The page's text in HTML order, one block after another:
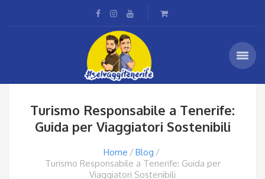
Turismo Responsabile a Tenerife:
Guida per Viaggiatori Sostenibili
Home
Blog
Turismo Responsabile a Tenerife: Guida per
Viaggiatori Sostenibili